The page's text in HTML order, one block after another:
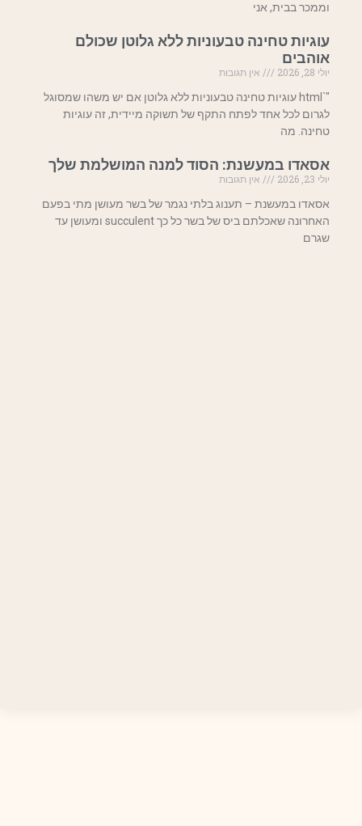
וממכר בבית, אני
עוגיות טחינה טבעוניות ללא גלוטן שכולם
אוהבים
יולי 28, 2026
אין תגובות
"`html עוגיות טחינה טבעוניות ללא גלוטן אם יש משהו שמסוגל
לגרום לכל אחד לפתח התקף של תשוקה מיידית, זה עוגיות
טחינה. מה
אסאדו במעשנת: הסוד למנה המושלמת שלך
יולי 23, 2026
אין תגובות
אסאדו במעשנת – תענוג בלתי נגמר של בשר מעושן מתי בפעם
האחרונה שאכלתם ביס של בשר כל כך succulent ומעושן עד
שגרם